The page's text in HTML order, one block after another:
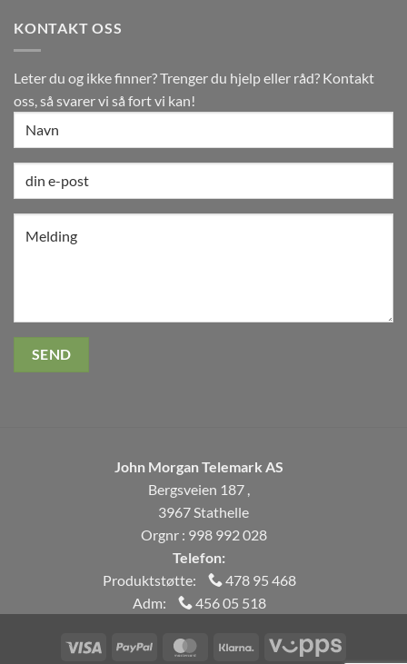
KONTAKT OSS
Leter du og ikke finner? Trenger du hjelp eller råd? Kontakt
oss, så svarer vi så fort vi kan!
John Morgan Telemark AS
Bergsveien 187 ,
3967 Stathelle
Orgnr : 998 992 028
Telefon:
Produktstøtte:
478 95 468
Adm:
456 05 518
Visa PayPal MasterCardKlarna Vipps